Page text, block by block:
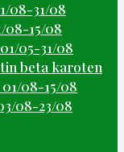
08-31/08
08-15/08
05-31/08
beta karoten
08-15/08
08-23/08